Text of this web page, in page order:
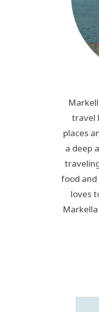
travel
places
a deep
food and
loves